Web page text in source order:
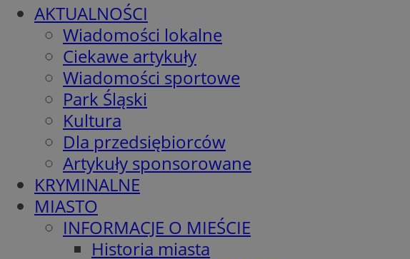
AKTUALNOŚCI
Wiadomości lokalne
Ciekawe artykuły
Wiadomości sportowe
Park Śląski
Kultura
Dla przedsiębiorców
Artykuły sponsorowane
KRYMINALNE
MIASTO
INFORMACJE O MIEŚCIE
Historia miasta